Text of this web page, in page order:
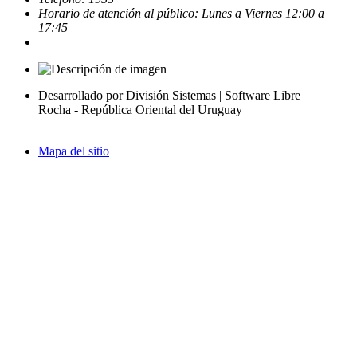
Horario de atención al público: Lunes a Viernes 12:00 a
17:45
Desarrollado por División Sistemas | Software Libre
Rocha - República Oriental del Uruguay
Mapa del sitio